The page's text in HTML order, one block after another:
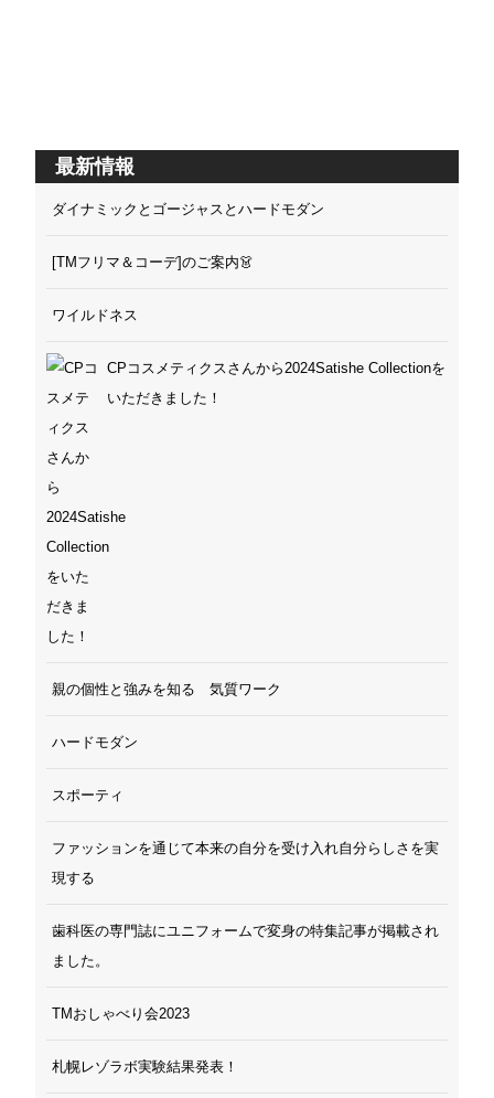
最新情報
ダイナミックとゴージャスとハードモダン
[TMフリマ＆コーデ]のご案内👗
ワイルドネス
CPコスメティクスさんから2024Satishe Collectionを
いただきました！
親の個性と強みを知る 気質ワーク
ハードモダン
スポーティ
ファッションを通じて本来の自分を受け入れ自分らしさを実
現する
歯科医の専門誌にユニフォームで変身の特集記事が掲載され
ました。
TMおしゃべり会2023
札幌レゾラボ実験結果発表！